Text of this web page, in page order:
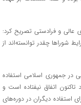
عالی و فرادستی تصریح کرد:
شوراها چقدر توانسته‌اند از
در جمهوری اسلامی استفاده
تاکنون اتفاق نیفتاده است و
استفاده دیگران در دوره‌های